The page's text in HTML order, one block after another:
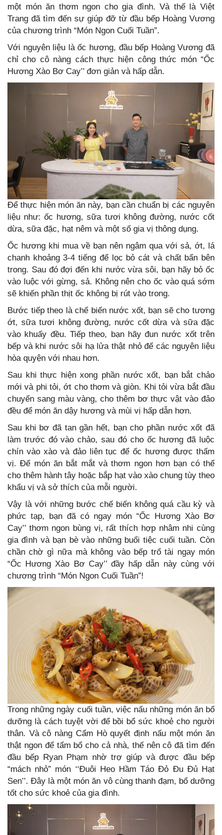
một món ăn thơm ngon cho gia đình. Và thế là Việt
Trang đã tìm đến sự giúp đỡ từ đầu bếp Hoàng Vương
của chương trình “Món Ngon Cuối Tuần”.
Với nguyên liệu là ốc hương, đầu bếp Hoàng Vương đã
chỉ cho cô nàng cách thực hiện công thức món “Ốc
Hương Xào Bơ Cay’’ đơn giản và hấp dẫn.
Để thực hiện món ăn này, bạn cần chuẩn bị các nguyên
liệu như: ốc hương, sữa tươi không đường, nước cốt
dừa, sữa đặc, hạt nêm và một số gia vị thông dụng.
Ốc hương khi mua về bạn nên ngâm qua với sả, ớt, lá
chanh khoảng 3-4 tiếng để lọc bỏ cát và chất bẩn bên
trong. Sau đó đợi đến khi nước vừa sôi, bạn hãy bỏ ốc
vào luộc với gừng, sả. Không nên cho ốc vào quá sớm
sẽ khiến phần thịt ốc không bị rút vào trong.
Bước tiếp theo là chế biến nước xốt, bạn sẽ cho tương
ớt, sữa tươi không đường, nước cốt dừa và sữa đặc
vào khuấy đều. Tiếp theo, bạn hãy đun nước xốt trên
bếp và khi nước sôi hạ lửa thật nhỏ để các nguyên liệu
hòa quyện với nhau hơn.
Sau khi thực hiện xong phần nước xốt, bạn bắt chảo
mới và phi tỏi, ớt cho thơm và giòn. Khi tỏi vừa bắt đầu
chuyển sang màu vàng, cho thêm bơ thực vật vào đảo
đều để món ăn dậy hương và mùi vị hấp dẫn hơn.
Sau khi bơ đã tan gần hết, bạn cho phần nước xốt đã
làm trước đó vào chảo, sau đó cho ốc hương đã luộc
chín vào xào và đảo liên tục để ốc hương được thấm
vị. Để món ăn bắt mắt và thơm ngon hơn bạn có thể
cho thêm hành tây hoặc bắp hạt vào xào chung tùy theo
khẩu vị và sở thích của mỗi người.
Vậy là với những bước chế biến không quá cầu kỳ và
phức tạp, bạn đã có ngay món “Ốc Hương Xào Bơ
Cay’’ thơm ngon bùng vị, rất thích hợp nhâm nhi cùng
gia đình và bạn bè vào những buổi tiệc cuối tuần. Còn
chần chờ gì nữa mà không vào bếp trổ tài ngay món
“Ốc Hương Xào Bơ Cay’’ đầy hấp dẫn này cùng với
chương trình “Món Ngon Cuối Tuần”!
Trong những ngày cuối tuần, việc nấu những món ăn bổ
dưỡng là cách tuyệt vời để bồi bổ sức khoẻ cho người
thân. Và cô nàng Cẩm Hò quyết định nấu một món ăn
thật ngon để tẩm bổ cho cả nhà, thế nên cô đã tìm đến
đầu bếp Ryan Phạm nhờ trợ giúp và được đầu bếp
“mách nhỏ” món ‘‘Đuôi Heo Hầm Táo Đỏ Đu Đủ Hạt
Sen’’. Đây là một món ăn vô cùng thanh đạm, bổ dưỡng
tốt cho sức khoẻ của gia đình.